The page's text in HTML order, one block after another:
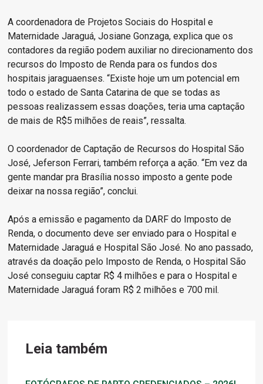
A coordenadora de Projetos Sociais do Hospital e
Maternidade Jaraguá, Josiane Gonzaga, explica que os
contadores da região podem auxiliar no direcionamento dos
recursos do Imposto de Renda para os fundos dos
hospitais jaraguaenses. “Existe hoje um um potencial em
todo o estado de Santa Catarina de que se todas as
pessoas realizassem essas doações, teria uma captação
de mais de R$5 milhões de reais”, ressalta.
O coordenador de Captação de Recursos do Hospital São
José, Jeferson Ferrari, também reforça a ação. “Em vez da
gente mandar pra Brasília nosso imposto a gente pode
deixar na nossa região”, conclui.
Após a emissão e pagamento da DARF do Imposto de
Renda, o documento deve ser enviado para o Hospital e
Maternidade Jaraguá e Hospital São José. No ano passado,
através da doação pelo Imposto de Renda, o Hospital São
José conseguiu captar R$ 4 milhões e para o Hospital e
Maternidade Jaraguá foram R$ 2 milhões e 700 mil.
Leia também